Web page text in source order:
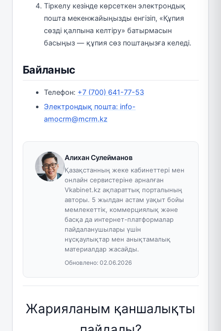
Тіркелу кезінде көрсеткен электрондық
пошта мекенжайыңызды енгізіп, «Құпия
сөзді қалпына келтіру» батырмасын
басыңыз — құпия сөз поштаңызға келеді.
Байланыс
Телефон: +7 (700) 641-77-53
Электрондық пошта: info-
amocrm@mcrm.kz
Алихан Сулейманов
Қазақстанның жеке кабинеттері мен
онлайн сервистеріне арналған
Vkabinet.kz ақпараттық порталының
авторы. 5 жылдан астам уақыт бойы
мемлекеттік, коммерциялық және
басқа да интернет-платформалар
пайдаланушылары үшін
нұсқаулықтар мен анықтамалық
материалдар жасайды.
Обновлено: 02.06.2026
Жарияланым қаншалықты